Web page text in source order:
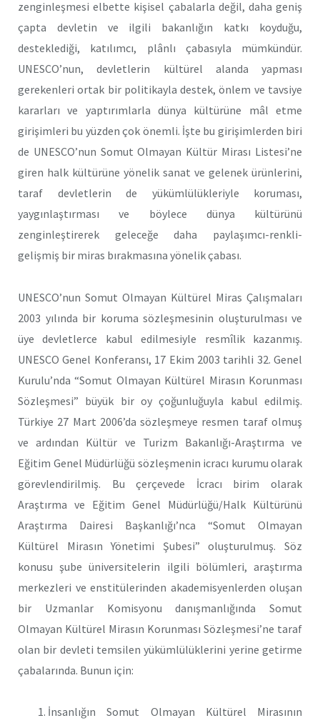
zenginleşmesi elbette kişisel çabalarla değil, daha geniş
çapta devletin ve ilgili bakanlığın katkı koyduğu,
desteklediği, katılımcı, plânlı çabasıyla mümkündür.
UNESCO’nun, devletlerin kültürel alanda yapması
gerekenleri ortak bir politikayla destek, önlem ve tavsiye
kararları ve yaptırımlarla dünya kültürüne mâl etme
girişimleri bu yüzden çok önemli. İşte bu girişimlerden biri
de UNESCO’nun Somut Olmayan Kültür Mirası Listesi’ne
giren halk kültürüne yönelik sanat ve gelenek ürünlerini,
taraf devletlerin de yükümlülükleriyle koruması,
yaygınlaştırması ve böylece dünya kültürünü
zenginleştirerek geleceğe daha paylaşımcı-renkli-
gelişmiş bir miras bırakmasına yönelik çabası.
UNESCO’nun Somut Olmayan Kültürel Miras Çalışmaları
2003 yılında bir koruma sözleşmesinin oluşturulması ve
üye devletlerce kabul edilmesiyle resmîlik kazanmış.
UNESCO Genel Konferansı, 17 Ekim 2003 tarihli 32. Genel
Kurulu’nda “Somut Olmayan Kültürel Mirasın Korunması
Sözleşmesi” büyük bir oy çoğunluğuyla kabul edilmiş.
Türkiye 27 Mart 2006’da sözleşmeye resmen taraf olmuş
ve ardından Kültür ve Turizm Bakanlığı-Araştırma ve
Eğitim Genel Müdürlüğü sözleşmenin icracı kurumu olarak
görevlendirilmiş. Bu çerçevede İcracı birim olarak
Araştırma ve Eğitim Genel Müdürlüğü/Halk Kültürünü
Araştırma Dairesi Başkanlığı’nca “Somut Olmayan
Kültürel Mirasın Yönetimi Şubesi” oluşturulmuş. Söz
konusu şube üniversitelerin ilgili bölümleri, araştırma
merkezleri ve enstitülerinden akademisyenlerden oluşan
bir Uzmanlar Komisyonu danışmanlığında Somut
Olmayan Kültürel Mirasın Korunması Sözleşmesi’ne taraf
olan bir devleti temsilen yükümlülüklerini yerine getirme
çabalarında. Bunun için:
İnsanlığın Somut Olmayan Kültürel Mirasının